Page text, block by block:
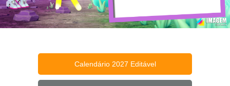
Calendário 2027 Editável